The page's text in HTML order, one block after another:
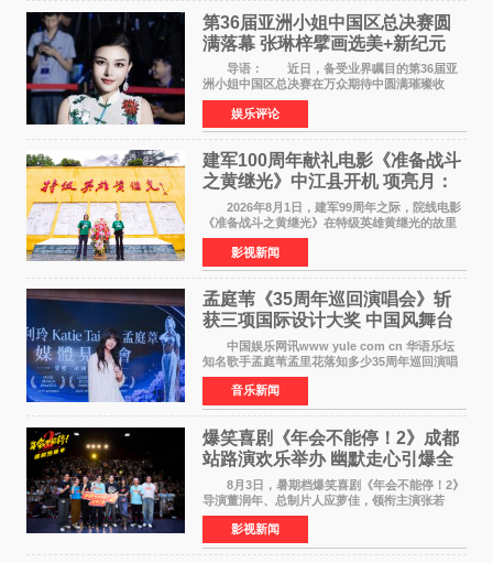
第36届亚洲小姐中国区总决赛圆
满落幕 张琳梓擘画选美+新纪元
导语： 近日，备受业界瞩目的第36届亚
洲小姐中国区总决赛在万众期待中圆满璀璨收
官。整场盛典汇聚万千芳华，不仅完成了新一届
美丽代言人的加冕选拔，更在行业发展层面带来
颠覆性突破。活动
娱乐评论
建军100周年献礼电影《准备战斗
之黄继光》中江县开机 项亮月：
以光影为笔，书写英雄赞歌
2026年8月1日，建军99周年之际，院线电影
《准备战斗之黄继光》在特级英雄黄继光的故里
——四川省德阳市中江县黄继光出生地正式开
机。本片出品人、总制片人项亮月主持开机仪
式，&zwnj;特级英雄
影视新闻
孟庭苇《35周年巡回演唱会》斩
获三项国际设计大奖 中国风舞台
美学获全球认可
中国娱乐网讯www yule com cn 华语乐坛
知名歌手孟庭苇孟里花落知多少35周年巡回演唱
会再传喜讯。该演唱会先后荣获美国MUSE
Creative Awards白金奖（Platinum Winner）、
英国London Design
音乐新闻
爆笑喜剧《年会不能停！2》成都
站路演欢乐举办 幽默走心引爆全
场共鸣
8月3日，暑期档爆笑喜剧《年会不能停！2》
导演董润年、总制片人应萝佳，领衔主演张若
昀、白客，惊喜出演庄达菲，特别主演孙艺洲，
特别出演田雨，友情出演欧阳奋强出席成都路
演，与观众近距离互
影视新闻